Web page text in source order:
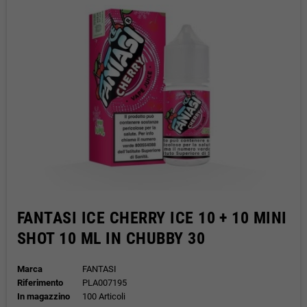
FANTASI ICE CHERRY ICE 10 + 10 MINI
SHOT 10 ML IN CHUBBY 30
Marca
FANTASI
Riferimento
PLA007195
In magazzino
100 Articoli